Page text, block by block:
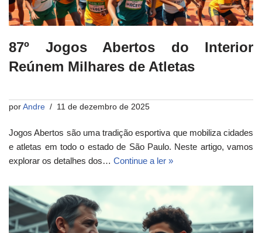
87º Jogos Abertos do Interior
Reúnem Milhares de Atletas
por Andre 11 de dezembro de 2025
Jogos Abertos são uma tradição esportiva que mobiliza cidades
e atletas em todo o estado de São Paulo. Neste artigo, vamos
explorar os detalhes dos… Continue a ler »